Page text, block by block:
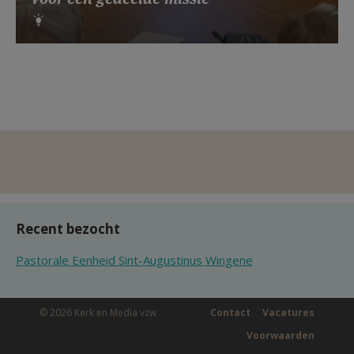
Recent bezocht
Pastorale Eenheid Sint-Augustinus Wingene
© 2026 Kerk en Media vzw Vacatures
Contact
Voorwaarden